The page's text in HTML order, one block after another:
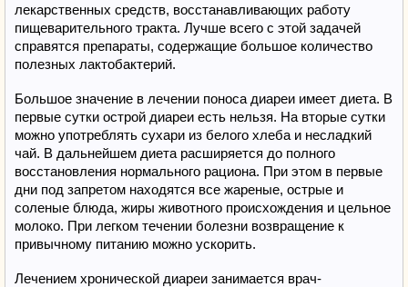
лекарственных средств, восстанавливающих работу
пищеварительного тракта. Лучше всего с этой задачей
справятся препараты, содержащие большое количество
полезных лактобактерий.
Большое значение в лечении поноса диареи имеет диета. В
первые сутки острой диареи есть нельзя. На вторые сутки
можно употреблять сухари из белого хлеба и несладкий
чай. В дальнейшем диета расширяется до полного
восстановления нормального рациона. При этом в первые
дни под запретом находятся все жареные, острые и
соленые блюда, жиры животного происхождения и цельное
молоко. При легком течении болезни возвращение к
привычному питанию можно ускорить.
Лечением хронической диареи занимается врач-